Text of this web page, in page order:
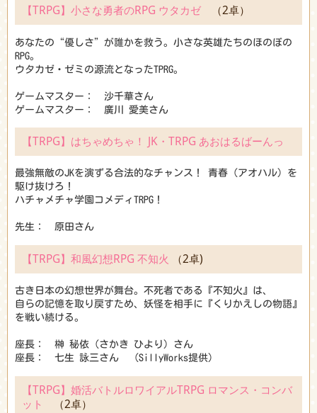
【TRPG】小さな勇者のRPG ウタカゼ （2卓）
あなたの“優しさ”が誰かを救う。小さな英雄たちのほのぼの
RPG。
ウタカゼ・ゼミの源流となったTPRG。
ゲームマスター： 沙千華さん
ゲームマスター： 廣川 愛美さん
【TRPG】はちゃめちゃ！ JK・TRPG あおはるばーんっ
最強無敵のJKを演ずる合法的なチャンス！ 青春（アオハル）を
駆け抜けろ！
ハチャメチャ学園コメディTRPG！
先生： 原田さん
【TRPG】和風幻想RPG 不知火 （2卓)
古き日本の幻想世界が舞台。不死者である『不知火』は、
自らの記憶を取り戻すため、妖怪を相手に『くりかえしの物語』
を戦い続ける。
座長： 榊 秘依（さかき ひより）さん
座長： 七生 詠三さん (SillyWorks提供)
【TRPG】婚活バトルロワイアルTRPG ロマンス・コンバ
ット
（2卓）